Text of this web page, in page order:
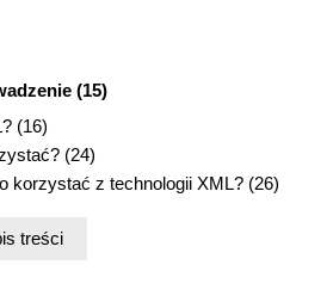
(15)
(16)
(24)
korzystać z technologii XML? (26)
dokumentów XML (41)
treści